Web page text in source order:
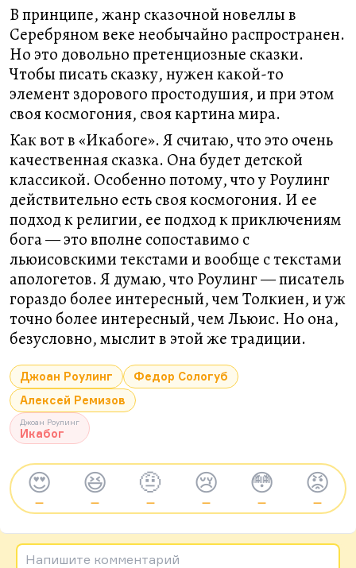
В принципе, жанр сказочной новеллы в
Серебряном веке необычайно распространен.
Но это довольно претенциозные сказки.
Чтобы писать сказку, нужен какой-то
элемент здорового простодушия, и при этом
своя космогония, своя картина мира.
Как вот в «Икабоге». Я считаю, что это очень
качественная сказка. Она будет детской
классикой. Особенно потому, что у Роулинг
действительно есть своя космогония. И ее
подход к религии, ее подход к приключениям
бога — это вполне сопоставимо с
льюисовскими текстами и вообще с текстами
апологетов. Я думаю, что Роулинг — писатель
гораздо более интересный, чем Толкиен, и уж
точно более интересный, чем Льюис. Но она,
безусловно, мыслит в этой же традиции.
Джоан Роулинг
Федор Сологуб
Алексей Ремизов
Джоан Роулинг
Икабог
😍
—
😆
—
🤨
—
😢
—
😳
—
😡
—
Напишите комментарий